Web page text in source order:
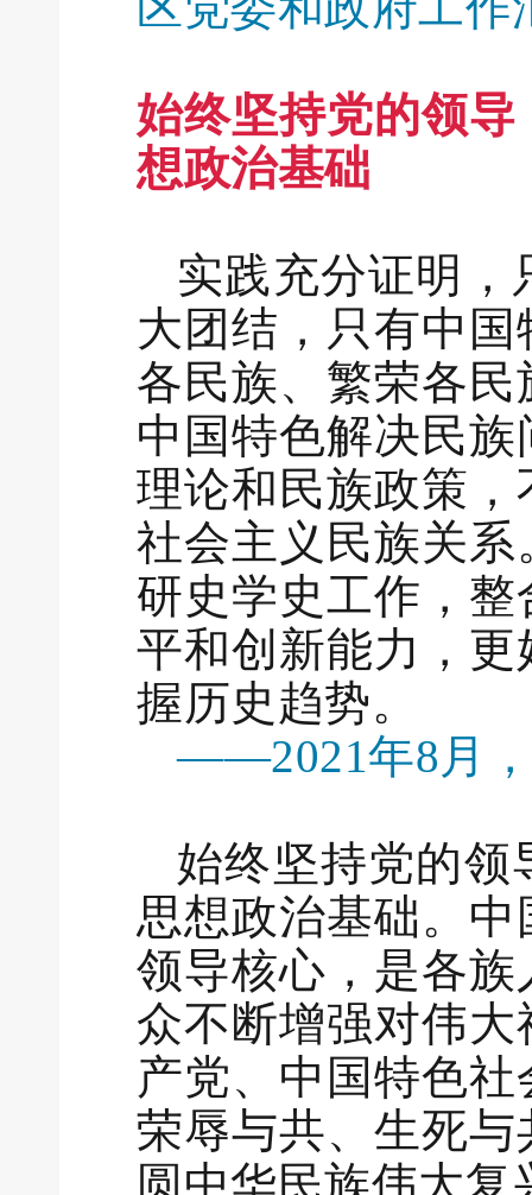
始终坚持党的领
想政治基础
实践充分证明，
大团结，只有中
各民族、繁荣各
中国特色解决民
理论和民族政策
社会主义民族关
研史学史工作，
平和创新能力，
握历史趋势。
——2021年8月，
始终坚持党的领
思想政治基础。
领导核心，是各
众不断增强对伟
产党、中国特色
荣辱与共、生死
圆中华民族伟大复